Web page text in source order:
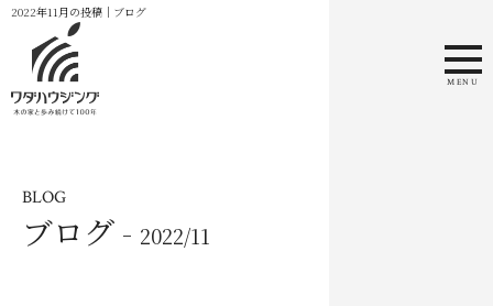
2022年11月の投稿｜ブログ
MENU
BLOG
ブログ - 2022/11